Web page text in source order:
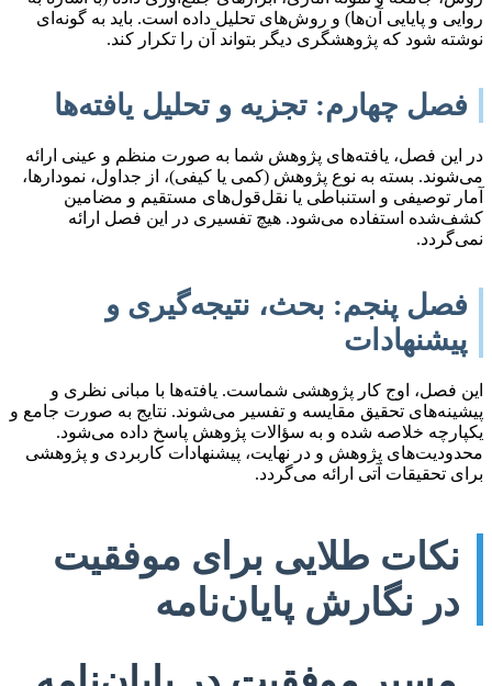
روایی و پایایی آن‌ها) و روش‌های تحلیل داده است. باید به گونه‌ای
نوشته شود که پژوهشگری دیگر بتواند آن را تکرار کند.
فصل چهارم: تجزیه و تحلیل یافته‌ها
در این فصل، یافته‌های پژوهش شما به صورت منظم و عینی ارائه
می‌شوند. بسته به نوع پژوهش (کمی یا کیفی)، از جداول، نمودارها،
آمار توصیفی و استنباطی یا نقل‌قول‌های مستقیم و مضامین
کشف‌شده استفاده می‌شود. هیچ تفسیری در این فصل ارائه
نمی‌گردد.
فصل پنجم: بحث، نتیجه‌گیری و
پیشنهادات
این فصل، اوج کار پژوهشی شماست. یافته‌ها با مبانی نظری و
پیشینه‌های تحقیق مقایسه و تفسیر می‌شوند. نتایج به صورت جامع و
یکپارچه خلاصه شده و به سؤالات پژوهش پاسخ داده می‌شود.
محدودیت‌های پژوهش و در نهایت، پیشنهادات کاربردی و پژوهشی
برای تحقیقات آتی ارائه می‌گردد.
نکات طلایی برای موفقیت
در نگارش پایان‌نامه